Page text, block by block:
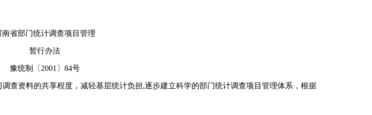
南省部门统计调查项目管理
暂行办法
豫统制〔2001〕84号
查资料的共享程度，减轻基层统计负担,逐步建立科学的部门统计调查项目管理体系，根据